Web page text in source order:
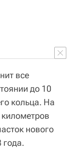
все
до 10
кольца. На
нового
года.